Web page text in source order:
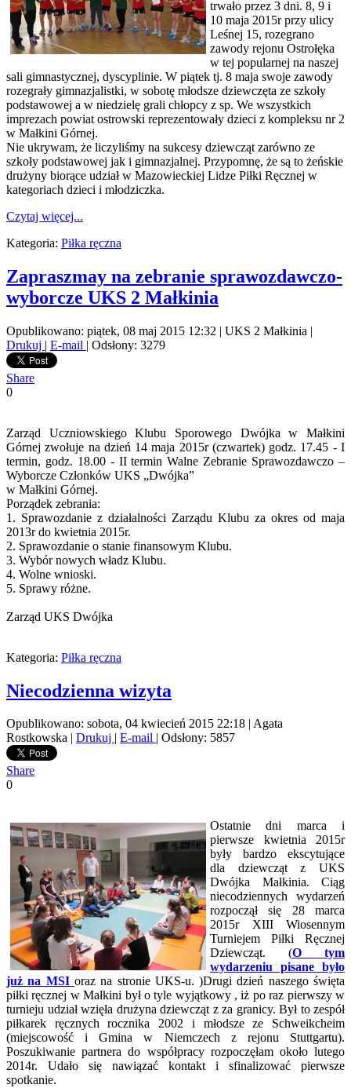
trwało przez 3 dni. 8, 9 i
10 maja 2015r przy ulicy
Leśnej 15, rozegrano
zawody rejonu Ostrołęka
w tej popularnej na naszej
sali gimnastycznej, dyscyplinie. W piątek tj. 8 maja swoje zawody
rozegrały gimnazjalistki, w sobotę młodsze dziewczęta ze szkoły
podstawowej a w niedzielę grali chłopcy z sp. We wszystkich
imprezach powiat ostrowski reprezentowały dzieci z kompleksu nr 2
w Małkini Górnej.
Nie ukrywam, że liczyliśmy na sukcesy dziewcząt zarówno ze
szkoły podstawowej jak i gimnazjalnej. Przypomnę, że są to żeńskie
drużyny biorące udział w Mazowieckiej Lidze Piłki Ręcznej w
kategoriach dzieci i młodziczka.
Czytaj więcej...
Kategoria: Piłka ręczna
Zapraszmay na zebranie sprawozdawczo-
wyborcze UKS 2 Małkinia
Opublikowano: piątek, 08 maj 2015 12:32 | UKS 2 Małkinia |
Drukuj | E-mail | Odsłony: 3279
Share
0
Zarząd Uczniowskiego Klubu Sporowego Dwójka w Małkini
Górnej zwołuje na dzień 14 maja 2015r (czwartek) godz. 17.45 - I
termin, godz. 18.00 - II termin Walne Zebranie Sprawozdawczo –
Wyborcze Członków UKS „Dwójka”
w Małkini Górnej.
Porządek zebrania:
1. Sprawozdanie z działalności Zarządu Klubu za okres od maja
2013r do kwietnia 2015r.
2. Sprawozdanie o stanie finansowym Klubu.
3. Wybór nowych władz Klubu.
4. Wolne wnioski.
5. Sprawy różne.
Zarząd UKS Dwójka
Kategoria: Piłka ręczna
Niecodzienna wizyta
Opublikowano: sobota, 04 kwiecień 2015 22:18 | Agata
Rostkowska | Drukuj | E-mail | Odsłony: 5857
Share
0
Ostatnie dni marca i
pierwsze kwietnia 2015r
były bardzo ekscytujące
dla dziewcząt z UKS
Dwójka Małkinia. Ciąg
niecodziennych wydarzeń
rozpoczął się 28 marca
2015r XIII Wiosennym
Turniejem Piłki Ręcznej
Dziewcząt. (O tym
wydarzeniu pisane było
już na MSI oraz na stronie UKS-u. )Drugi dzień naszego święta
piłki ręcznej w Małkini był o tyle wyjątkowy , iż po raz pierwszy w
turnieju udział wzięła drużyna dziewcząt z za granicy. Był to zespół
piłkarek ręcznych rocznika 2002 i młodsze ze Schweikcheim
(miejscowość i Gmina w Niemczech z rejonu Stuttgartu).
Poszukiwanie partnera do współpracy rozpoczęłam około lutego
2014r. Udało się nawiązać kontakt i sfinalizować pierwsze
spotkanie.